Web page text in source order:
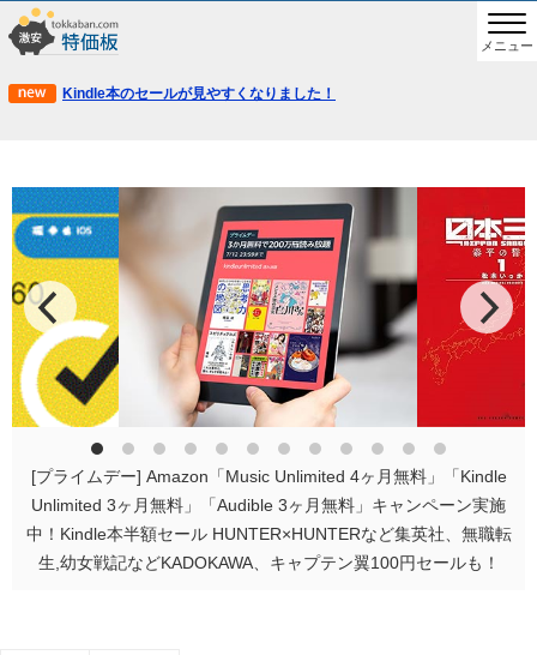
メニュー
Kindle本のセールが見やすくなりました！
[プライムデー] Amazon「Music Unlimited 4ヶ月無料」「Kindle
Unlimited 3ヶ月無料」「Audible 3ヶ月無料」キャンペーン実施
中！Kindle本半額セール HUNTER×HUNTERなど集英社、無職転
生,幼女戦記などKADOKAWA、キャプテン翼100円セールも！